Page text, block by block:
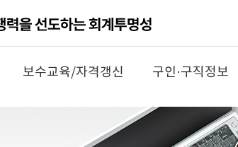
보수교육/자격갱신 구인·구직정보